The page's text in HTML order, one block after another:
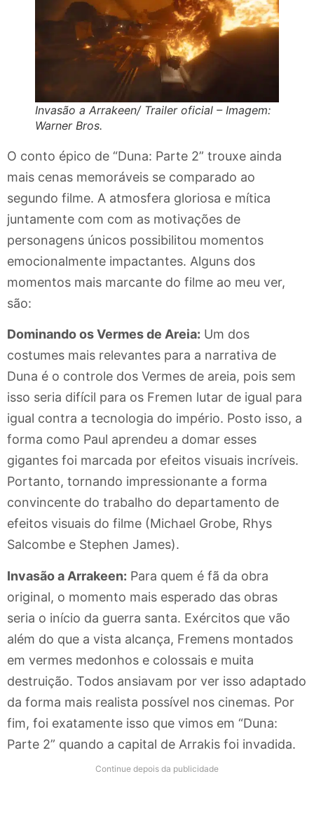
Invasão a Arrakeen/ Trailer oficial – Imagem:
Warner Bros.
O conto épico de “Duna: Parte 2” trouxe ainda
mais cenas memoráveis se comparado ao
segundo filme. A atmosfera gloriosa e mítica
juntamente com com as motivações de
personagens únicos possibilitou momentos
emocionalmente impactantes. Alguns dos
momentos mais marcante do filme ao meu ver,
são:
Dominando os Vermes de Areia: Um dos
costumes mais relevantes para a narrativa de
Duna é o controle dos Vermes de areia, pois sem
isso seria difícil para os Fremen lutar de igual para
igual contra a tecnologia do império. Posto isso, a
forma como Paul aprendeu a domar esses
gigantes foi marcada por efeitos visuais incríveis.
Portanto, tornando impressionante a forma
convincente do trabalho do departamento de
efeitos visuais do filme (Michael Grobe, Rhys
Salcombe e Stephen James).
Invasão a Arrakeen: Para quem é fã da obra
original, o momento mais esperado das obras
seria o início da guerra santa. Exércitos que vão
além do que a vista alcança, Fremens montados
em vermes medonhos e colossais e muita
destruição. Todos ansiavam por ver isso adaptado
da forma mais realista possível nos cinemas. Por
fim, foi exatamente isso que vimos em “Duna:
Parte 2” quando a capital de Arrakis foi invadida.
Continue depois da publicidade